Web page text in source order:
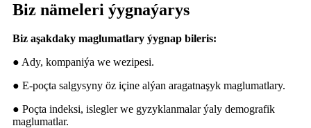
Biz nämeleri ýygnaýarys
Biz aşakdaky maglumatlary ýygnap bileris:
● Ady, kompaniýa we wezipesi.
● E-poçta salgysyny öz içine alýan aragatnaşyk maglumatlary.
● Poçta indeksi, islegler we gyzyklanmalar ýaly demografik
maglumatlar.